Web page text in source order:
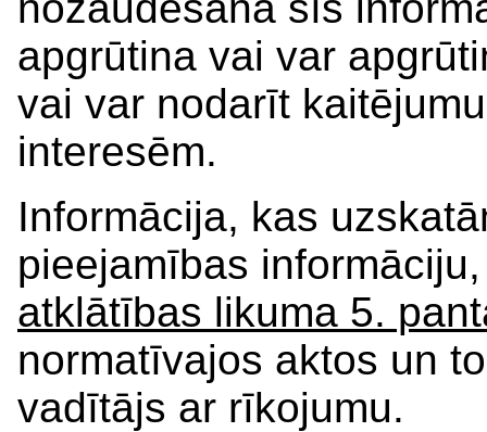
apgrūtina vai var
vai var nodarīt
interesēm.
Informācija, kas
pieejamības
atklātības likuma 5.
normatīvajos aktos un
vadītājs ar rīkojumu.